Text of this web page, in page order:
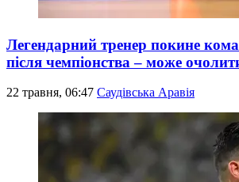
Легендарний тренер покине
після чемпіонства – може
22 травня, 06:47 Саудівська Аравія